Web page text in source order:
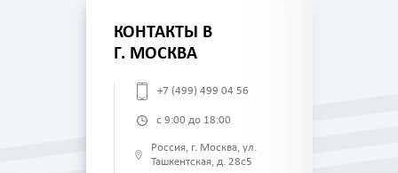
КОНТАКТЫ В
Г. МОСКВА
+7 (499) 499 04 56
с 9:00 до 18:00
Россия, г. Москва, ул.
Ташкентская, д. 28с5